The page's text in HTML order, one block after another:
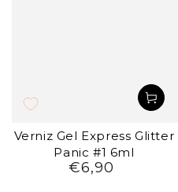
Verniz Gel Express Glitter
Panic #1 6ml
Preço
€6,90